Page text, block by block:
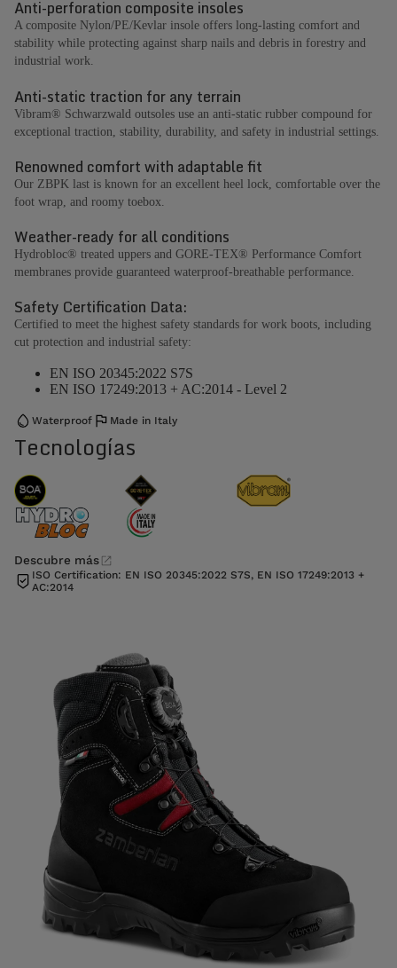
Anti-perforation composite insoles
A composite Nylon/PE/Kevlar insole offers long-lasting comfort and
stability while protecting against sharp nails and debris in forestry and
industrial work.
Anti-static traction for any terrain
Vibram® Schwarzwald outsoles use an anti-static rubber compound for
exceptional traction, stability, durability, and safety in industrial settings.
Renowned comfort with adaptable fit
Our ZBPK last is known for an excellent heel lock, comfortable over the
foot wrap, and roomy toebox.
Weather-ready for all conditions
Hydrobloc® treated uppers and GORE-TEX® Performance Comfort
membranes provide guaranteed waterproof-breathable performance.
Safety Certification Data:
Certified to meet the highest safety standards for work boots, including
cut protection and industrial safety:
EN ISO 20345:2022 S7S
EN ISO 17249:2013 + AC:2014 - Level 2
Waterproof Made in Italy
Tecnologías
Descubre más
ISO Certification: EN ISO 20345:2022 S7S, EN ISO 17249:2013 +
AC:2014